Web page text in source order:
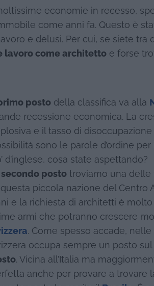
economie in recesso,
come anni fa. Questo è
e delusi. Per cui, se siete tra
lavoro come architetto e forse
posto della classifica va alla
recessione economica. La
e il tasso di
sono le parole d’ordine
d’inglese, cosa state aspettando?
secondo posto troviamo una delle
piccola nazione del Centro
e la richiesta di architetti è
armi che potranno crescere
. Come spesso accade,
occupa sempre un posto
. Vicina all’Italia ma
anche per provare a trovare